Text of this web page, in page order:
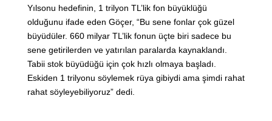
Yılsonu hedefinin, 1 trilyon TL’lik fon büyüklüğü
olduğunu ifade eden Göçer, “Bu sene fonlar çok güzel
büyüdüler. 660 milyar TL’lik fonun üçte biri sadece bu
sene getirilerden ve yatırılan paralarda kaynaklandı.
Tabii stok büyüdüğü için çok hızlı olmaya başladı.
Eskiden 1 trilyonu söylemek rüya gibiydi ama şimdi rahat
rahat söyleyebiliyoruz” dedi.